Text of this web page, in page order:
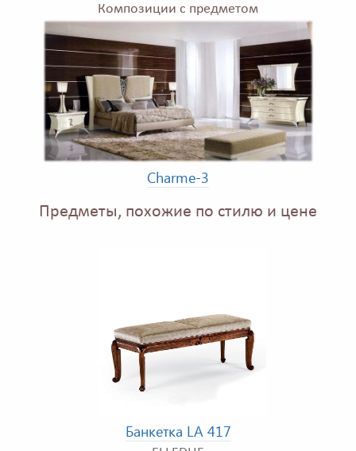
Композиции с предметом
Charme-3
Предметы, похожие по стилю и цене
Банкетка LA 417